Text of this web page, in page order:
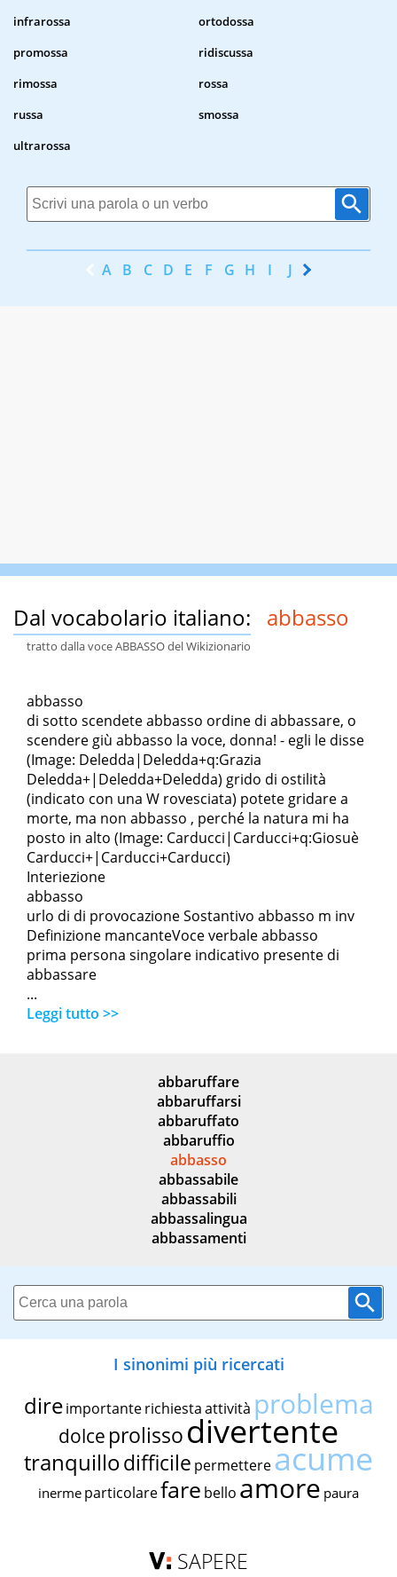
infrarossa
ortodossa
promossa
ridiscussa
rimossa
rossa
russa
smossa
ultrarossa
A B C D E F G H I J K
Dal vocabolario italiano: abbasso
tratto dalla voce ABBASSO del Wikizionario
abbasso
di sotto scendete abbasso ordine di abbassare, o
scendere giù abbasso la voce, donna! - egli le disse
(Image: Deledda|Deledda+q:Grazia
Deledda+|Deledda+Deledda) grido di ostilità
(indicato con una W rovesciata) potete gridare a
morte, ma non abbasso , perché la natura mi ha
posto in alto (Image: Carducci|Carducci+q:Giosuè
Carducci+|Carducci+Carducci)
Interiezione
abbasso
urlo di di provocazione Sostantivo abbasso m inv
Definizione mancanteVoce verbale abbasso
prima persona singolare indicativo presente di
abbassare
...
Leggi tutto >>
abbaruffare
abbaruffarsi
abbaruffato
abbaruffio
abbasso
abbassabile
abbassabili
abbassalingua
abbassamenti
I sinonimi più ricercati
dire importante richiestaattività problema
dolce prolissodivertente
tranquillodifficile permettereacume
inerme particolarefare bello amore paura
SAPERE